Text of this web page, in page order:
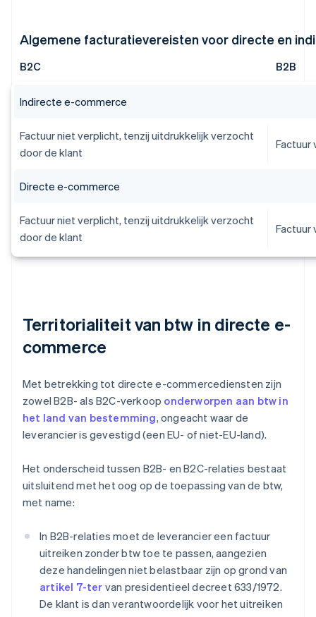
Algemene facturatievereisten voor directe en
B2C B2B
Indirecte e-commerce
Factuur niet verplicht, tenzij uitdrukkelijk verzocht
door de klant
Factuur
Directe e-commerce
Factuur niet verplicht, tenzij uitdrukkelijk verzocht
door de klant
Factuur
Territorialiteit van btw in directe e-
commerce
Met betrekking tot directe e-commercediensten zijn
zowel B2B- als B2C-verkoop onderworpen aan btw in
het land van bestemming, ongeacht waar de
leverancier is gevestigd (een EU- of niet-EU-land).
Het onderscheid tussen B2B- en B2C-relaties bestaat
uitsluitend met het oog op de toepassing van de btw,
met name:
In B2B-relaties moet de leverancier een factuur
uitreiken zonder btw toe te passen, aangezien
deze handelingen niet belastbaar zijn op grond van
artikel 7-ter van presidentieel decreet 633/1972.
De klant is dan verantwoordelijk voor het uitreiken